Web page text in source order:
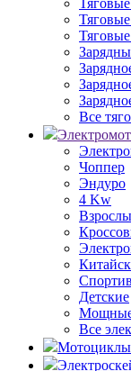
Все
Чоппер
Эндуро
4 Kw
Детские
Все
Мотоциклы